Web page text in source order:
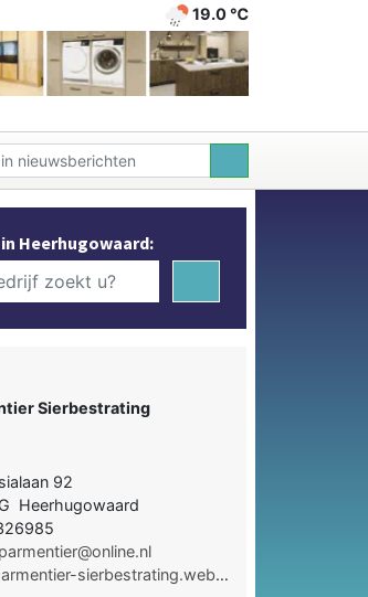
19.0 ℃
Heerhugowaard:
Sierbestrating
92
Heerhugowaard
https://parmentier-sierbestrating.webnode.nl/